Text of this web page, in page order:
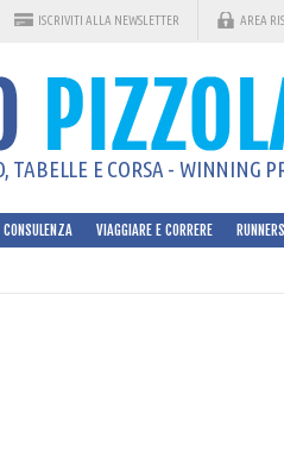
ISCRIVITI ALLA NEWSLETTER AREA
TABELLE E CORSA - WINNING
CONSULENZA VIAGGIARE E CORRERE